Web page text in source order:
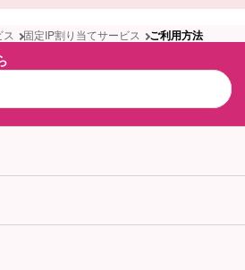
固定IP割り当てサービス ご利用方法